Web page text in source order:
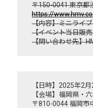
〒150-0041 東京都
https://
【内容】ミニライ
【イベント当日販
【問い合わせ先】
【日時】2025年2
【会場】福岡県・
〒810-0044 福岡市